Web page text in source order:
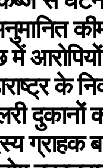
के
दुकानों
ग्राहक